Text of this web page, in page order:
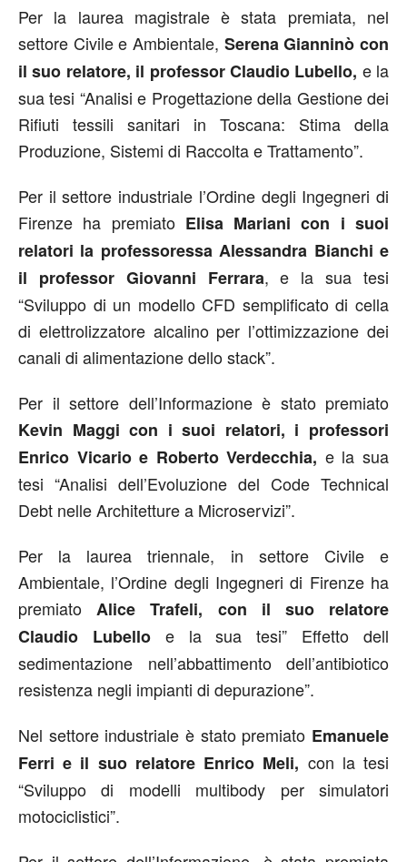
Per la laurea magistrale è stata premiata, nel
settore Civile e Ambientale, Serena Gianninò con
il suo relatore, il professor Claudio Lubello, e la
sua tesi “Analisi e Progettazione della Gestione dei
Rifiuti tessili sanitari in Toscana: Stima della
Produzione, Sistemi di Raccolta e Trattamento”.
Per il settore industriale l’Ordine degli Ingegneri di
Firenze ha premiato Elisa Mariani con i suoi
relatori la professoressa Alessandra Bianchi e
il professor Giovanni Ferrara, e la sua tesi
“Sviluppo di un modello CFD semplificato di cella
di elettrolizzatore alcalino per l’ottimizzazione dei
canali di alimentazione dello stack”.
Per il settore dell’Informazione è stato premiato
Kevin Maggi con i suoi relatori, i professori
Enrico Vicario e Roberto Verdecchia, e la sua
tesi “Analisi dell’Evoluzione del Code Technical
Debt nelle Architetture a Microservizi”.
Per la laurea triennale, in settore Civile e
Ambientale, l’Ordine degli Ingegneri di Firenze ha
premiato Alice Trafeli, con il suo relatore
Claudio Lubelloe la sua tesi” Effetto dell
sedimentazione nell’abbattimento dell’antibiotico
resistenza negli impianti di depurazione”.
Nel settore industriale è stato premiato Emanuele
Ferri e il suo relatore Enrico Meli, con la tesi
“Sviluppo di modelli multibody per simulatori
motociclistici”.